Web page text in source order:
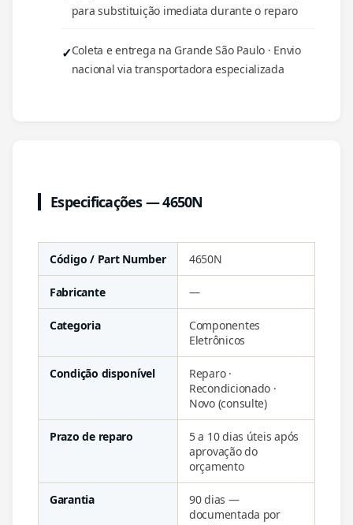
para substituição imediata durante o reparo
Coleta e entrega na Grande São Paulo · Envio
nacional via transportadora especializada
Especificações — 4650N
Código / Part Number 4650N
Fabricante —
Categoria
Componentes
Eletrônicos
Condição disponível
Reparo ·
Recondicionado ·
Novo (consulte)
Prazo de reparo
5 a 10 dias úteis após
aprovação do
orçamento
Garantia
90 dias —
documentada por